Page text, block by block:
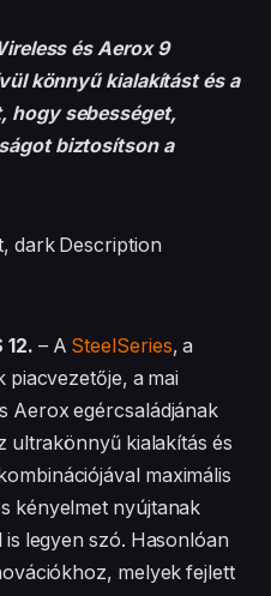
és Aerox 9
könnyű kialakítást és a
hogy sebességet,
biztosítson a
12. – A SteelSeries, a
a mai
Aerox egércsaládjának
ultrakönnyű kialakítás és
maximális
kényelmet nyújtanak
legyen szó. Hasonlóan
melyek fejlett